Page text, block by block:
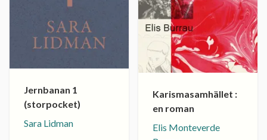
Jernbanan 1
(storpocket)
Sara Lidman
Karismasamhället :
en roman
Elis Monteverde